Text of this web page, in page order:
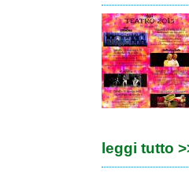
leggi tutto